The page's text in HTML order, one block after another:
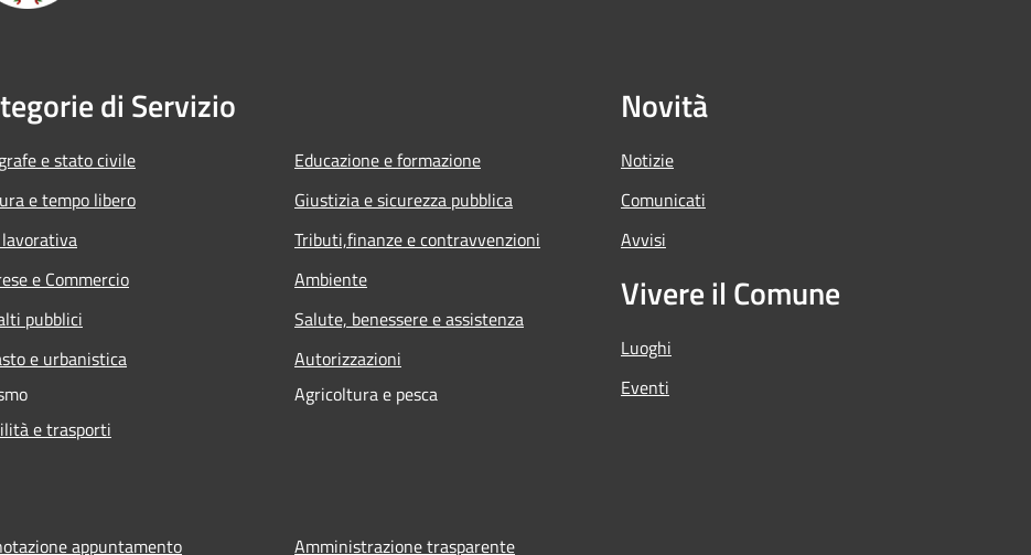
di Servizio
e stato civile
e tempo libero
e Commercio
pubblici
e urbanistica
e trasporti
Educazione e formazione
Giustizia e sicurezza pubblica
Tributi,finanze e contravvenzioni
Ambiente
Salute, benessere e assistenza
Autorizzazioni
Agricoltura e pesca
Novità
Notizie
Comunicati
Avvisi
Vivere il Comune
Luoghi
Eventi
appuntamento
Amministrazione trasparente